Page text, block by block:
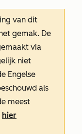
van dit
gemak. De
via
niet
Engelse
als
meest
hier